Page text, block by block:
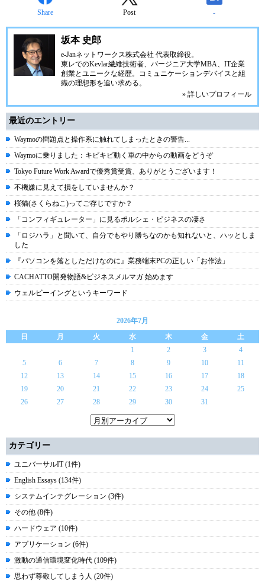
Share Post -
坂本 史郎
e-Janネットワークス株式会社 代表取締役。
東レでのKevlar繊維技術者、 バージニア大学MBA、IT企業
創業とユニークな経歴。 コミュニケーションデバイスと組
織の理想形を追い求める。
» 詳しいプロフィール
最近のエントリー
Waymoの問題点と操作系に触れてしまったときの警告...
Waymoに乗りました：キビキビ動く車の中からの動画をどうぞ
Tokyo Future Work Awardで優秀賞受賞、ありがとうございます！
不機嫌に見えて損をしていませんか？
桜猫(さくらねこ)ってご存じですか？
「コンフィギュレーター」に見るポルシェ・ビジネスの凄さ
「ロジハラ」と聞いて、自分でもやり勝ちなのかも知れないと、ハッとしま
した
『パソコンを落としただけなのに』業務端末PCの正しい「お作法」
CACHATTO開発物語&ビジネスメルマガ 始めます
ウェルビーイングというキーワード
2026年7月
日
月 火 水 木 金
土
1
2 3
4
5
6 7 8 9 10
11
12
13 14 15 16 17
18
19
20 21 22 23 24
25
26
27 28 29 30 31
カテゴリー
ユニバーサルIT (1件)
English Essays (134件)
システムインテグレーション (3件)
その他 (8件)
ハードウェア (10件)
アプリケーション (6件)
激動の通信環境変化時代 (109件)
思わず尊敬してしまう人 (20件)